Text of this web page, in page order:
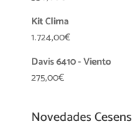
Kit Clima
1.724,00€
Davis 6410 - Viento
275,00€
Novedades Cesens